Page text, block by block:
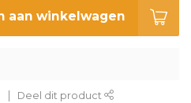
aan winkelwagen
Deel dit product